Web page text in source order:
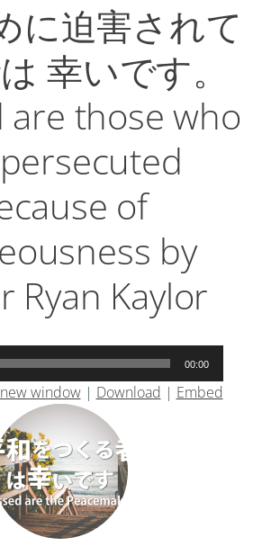
に迫害されて
幸いです。
are those who
of
by
Ryan Kaylor
00:00
window| Download | Embed